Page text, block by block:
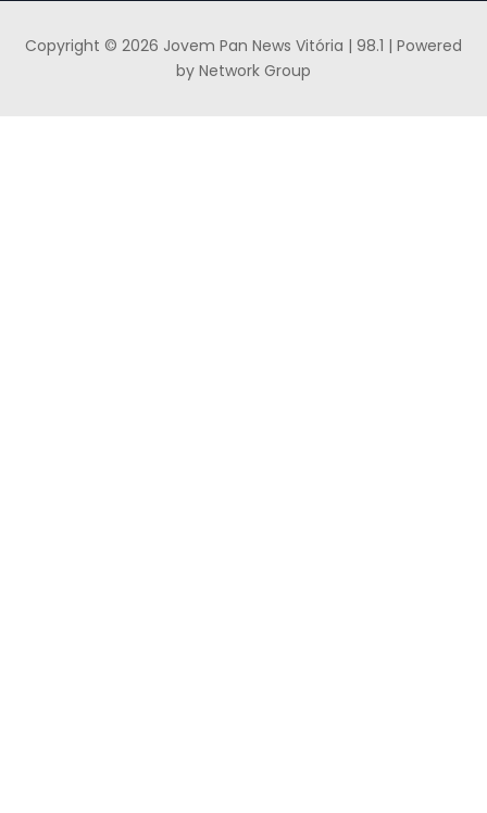
Copyright © 2026 Jovem Pan News Vitória | 98.1 | Powered
by Network Group